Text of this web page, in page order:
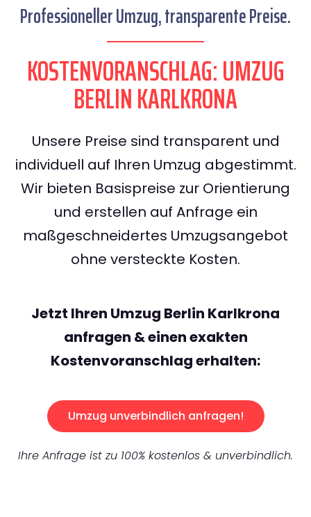
Professioneller Umzug, transparente Preise.
KOSTENVORANSCHLAG: UMZUG
BERLIN KARLKRONA
Unsere Preise sind transparent und
individuell auf Ihren Umzug abgestimmt.
Wir bieten Basispreise zur Orientierung
und erstellen auf Anfrage ein
maßgeschneidertes Umzugsangebot
ohne versteckte Kosten.
Jetzt Ihren Umzug Berlin Karlkrona
anfragen & einen exakten
Kostenvoranschlag erhalten:
Umzug unverbindlich anfragen!
Ihre Anfrage ist zu 100% kostenlos & unverbindlich.